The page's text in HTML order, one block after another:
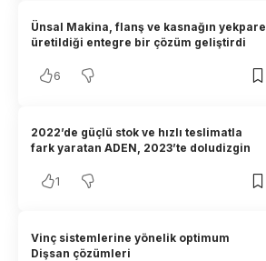
Ünsal Makina, flanş ve kasnağın yekpare
üretildiği entegre bir çözüm geliştirdi
6
2022’de güçlü stok ve hızlı teslimatla
fark yaratan ADEN, 2023’te doludizgin
1
Vinç sistemlerine yönelik optimum
Dişsan çözümleri